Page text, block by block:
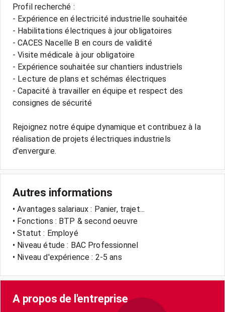
Profil recherché :
- Expérience en électricité industrielle souhaitée
- Habilitations électriques à jour obligatoires
- CACES Nacelle B en cours de validité
- Visite médicale à jour obligatoire
- Expérience souhaitée sur chantiers industriels
- Lecture de plans et schémas électriques
- Capacité à travailler en équipe et respect des
consignes de sécurité
Rejoignez notre équipe dynamique et contribuez à la
réalisation de projets électriques industriels
Autres informations
• Avantages salariaux : Panier, trajet...
• Fonctions : BTP & second oeuvre
• Statut : Employé
• Niveau étude : BAC Professionnel
• Niveau d'expérience : 2-5 ans
A propos de l'entreprise